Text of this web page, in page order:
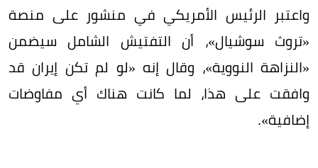
واعتبر الرئيس الأمريكي في منشور على منصة
«تروث سوشيال»، أن التفتيش الشامل سيضمن
«النزاهة النووية»، وقال إنه «لو لم تكن إيران قد
وافقت على هذا، لما كانت هناك أي مفاوضات
إضافية».